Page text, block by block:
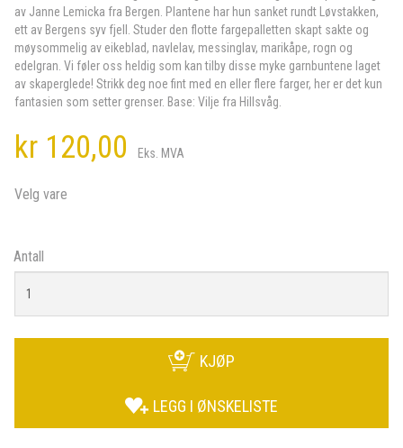
av Janne Lemicka fra Bergen. Plantene har hun sanket rundt Løvstakken,
ett av Bergens syv fjell. Studer den flotte fargepalletten skapt sakte og
møysommelig av eikeblad, navlelav, messinglav, marikåpe, rogn og
edelgran. Vi føler oss heldig som kan tilby disse myke garnbuntene laget
av skaperglede! Strikk deg noe fint med en eller flere farger, her er det kun
fantasien som setter grenser. Base: Vilje fra Hillsvåg.
kr 120,00 Eks. MVA
Velg vare
Antall
KJØP
LEGG I ØNSKELISTE